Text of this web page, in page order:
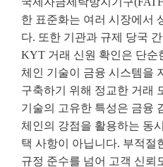
한 표준화는 여러 시장에서
다. 또한 기관과 규제 당국
KYT 거래 신원 확인은 단순
체인 기술이 금융 시스템을
구축하기 위해 정교한 거래
기술의 고유한 특성은 금융
체인의 강점을 활용하는 동
택 사항이 아닙니다. 부적절
규정 준수를 넘어 고객 신뢰